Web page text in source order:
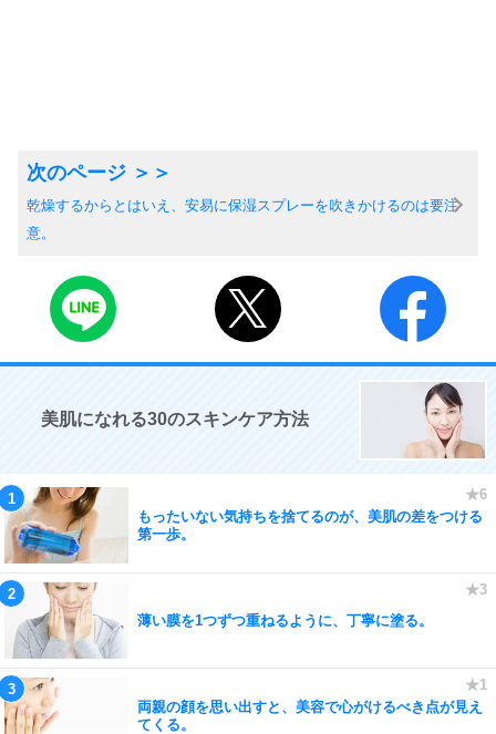
乾燥するからとはいえ、安易に保湿スプレーを吹きかけるのは要注
意。
美肌になれる30のスキンケア方法
もったいない気持ちを捨てるのが、美肌の差をつける
第一歩。
薄い膜を1つずつ重ねるように、丁寧に塗る。
両親の顔を思い出すと、美容で心がけるべき点が見え
てくる。